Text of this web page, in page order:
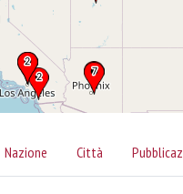
Nazione Città